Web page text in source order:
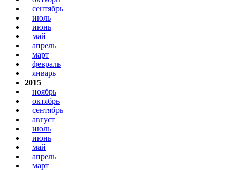
сентябрь
июль
июнь
май
апрель
март
февраль
январь
2015
ноябрь
октябрь
сентябрь
август
июль
июнь
май
апрель
март